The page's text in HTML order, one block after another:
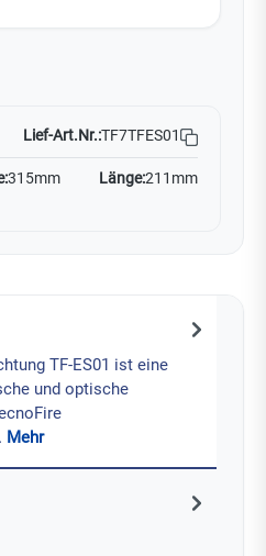
Lief-Art.Nr.:TF7TFES01
315mm Länge:211mm
TF-ES01 ist eine
und optische
Mehr